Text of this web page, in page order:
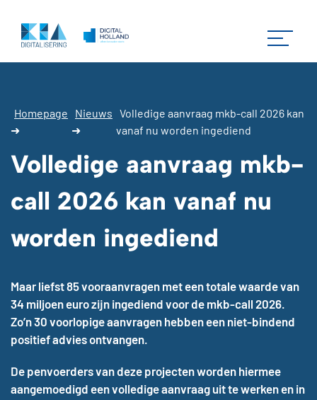
Homepage
➜
Nieuws
➜
Volledige aanvraag mkb-call 2026 kan
vanaf nu worden ingediend
Volledige aanvraag mkb-
call 2026 kan vanaf nu
worden ingediend
Maar liefst 85 vooraanvragen met een totale waarde van
34 miljoen euro zijn ingediend voor de mkb-call 2026.
Zo’n 30 voorlopige aanvragen hebben een niet-bindend
positief advies ontvangen.
De penvoerders van deze projecten worden hiermee
aangemoedigd een volledige aanvraag uit te werken en in